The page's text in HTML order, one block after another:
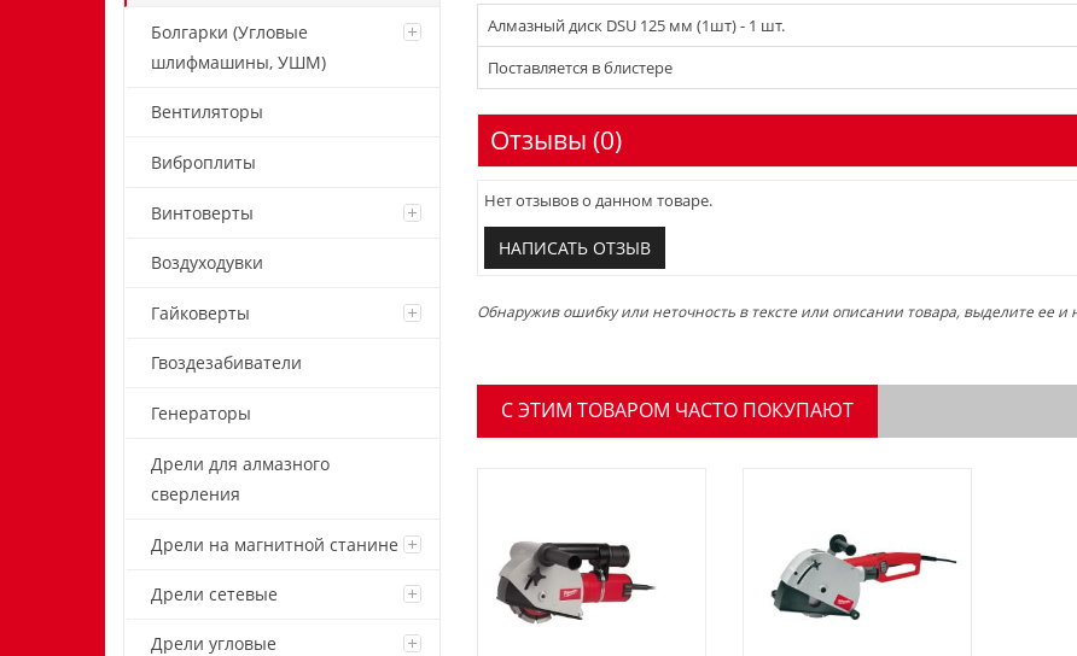
Болгарки (Угловые
шлифмашины, УШМ)
Вентиляторы
Виброплиты
Винтоверты
Воздуходувки
Гайковерты
Гвоздезабиватели
Генераторы
Дрели для алмазного
сверления
Дрели на магнитной станине
Дрели сетевые
Дрели угловые
Алмазный диск DSU 125 мм (1шт) - 1 шт.
Поставляется в блистере
Отзывы (0)
Нет отзывов о данном товаре.
НАПИСАТЬ ОТЗЫВ
Обнаружив ошибку или неточность в тексте или описании товара, выделите ее и
C ЭТИМ ТОВАРОМ ЧАСТО ПОКУПАЮТ